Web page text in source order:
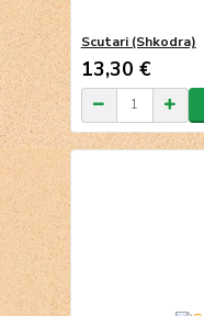
Scutari (Shkodra)
13,30 €